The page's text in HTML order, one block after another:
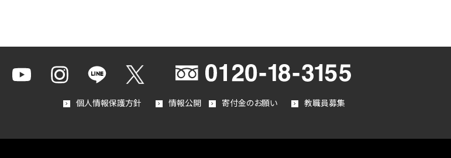
個人情報保護方針 情報公開 寄付金のお願い 教職員募集